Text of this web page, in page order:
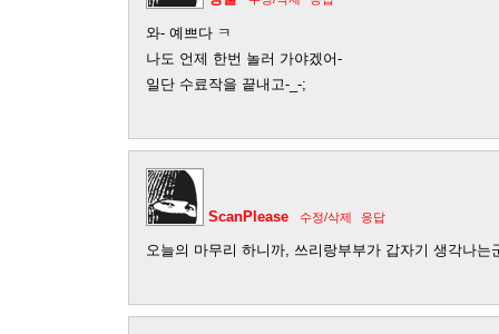
와- 예쁘다 ㅋ
나도 언제 한번 놀러 가야겠어-
일단 수료작을 끝내고-_-;
ScanPlease 수정/삭제 응답
오늘의 마무리 하니까, 쓰리랑부부가 갑자기 생각나는